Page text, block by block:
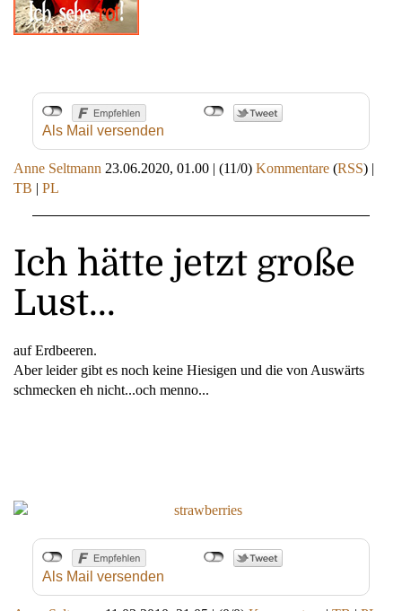
Als Mail versenden
Anne Seltmann 23.06.2020, 01.00 | (11/0) Kommentare (RSS) |
TB | PL
Ich hätte jetzt große
Lust...
auf Erdbeeren.
Aber leider gibt es noch keine Hiesigen und die von Auswärts
schmecken eh nicht...och menno...
Als Mail versenden